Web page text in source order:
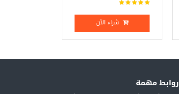
شراء الآن
روابط مهمة